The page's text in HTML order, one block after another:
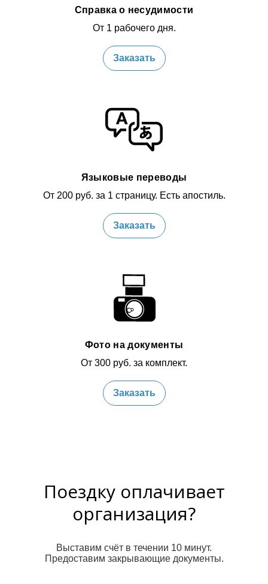
Справка о несудимости
От 1 рабочего дня.
Заказать
Языковые переводы
От 200 руб. за 1 страницу. Есть апостиль.
Заказать
Фото на документы
От 300 руб. за комплект.
Заказать
Поездку оплачивает
организация?
Выставим счёт в течении 10 минут.
Предоставим закрывающие документы.